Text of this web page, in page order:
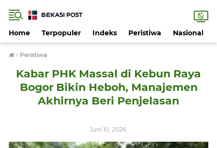
Home Terpopuler Indeks Peristiwa Nasional
› Peristiwa
Kabar PHK Massal di Kebun Raya
Bogor Bikin Heboh, Manajemen
Akhirnya Beri Penjelasan
Juni 10, 2026